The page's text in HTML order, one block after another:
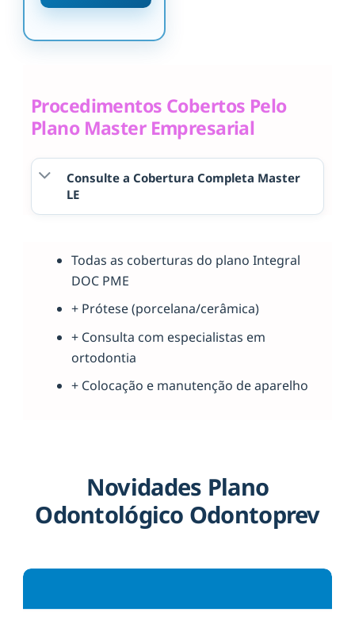
Procedimentos Cobertos Pelo
Plano Master Empresarial
Consulte a Cobertura Completa Master
LE
Todas as coberturas do plano Integral
DOC PME
+ Prótese (porcelana/cerâmica)
+ Consulta com especialistas em
ortodontia
+ Colocação e manutenção de aparelho
Novidades Plano
Odontológico Odontoprev